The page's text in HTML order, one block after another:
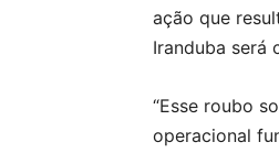
ação que
Iranduba será
“Esse roubo
operacional